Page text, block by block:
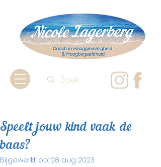
Speelt jouw kind vaak de
baas?
Bijgewerkt op: 28 aug 2023